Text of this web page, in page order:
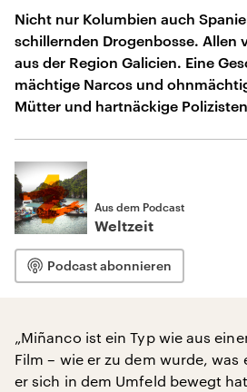
Nicht nur Kolumbien auch
schillernden Drogenbosse. Allen
aus der Region Galicien. Eine
mächtige Narcos und
Mütter und hartnäckige
Aus dem Podcast
Weltzeit
Podcast abonnieren
„Miñanco ist ein Typ wie aus
Film – wie er zu dem wurde, was
er sich in dem Umfeld bewegt